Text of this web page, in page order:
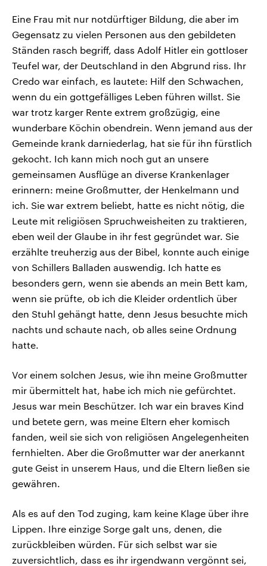
Eine Frau mit nur notdürftiger Bildung, die aber im
Gegensatz zu vielen Personen aus den gebildeten
Ständen rasch begriff, dass Adolf Hitler ein gottloser
Teufel war, der Deutschland in den Abgrund riss. Ihr
Credo war einfach, es lautete: Hilf den Schwachen,
wenn du ein gottgefälliges Leben führen willst. Sie
war trotz karger Rente extrem großzügig, eine
wunderbare Köchin obendrein. Wenn jemand aus der
Gemeinde krank darniederlag, hat sie für ihn fürstlich
gekocht. Ich kann mich noch gut an unsere
gemeinsamen Ausflüge an diverse Krankenlager
erinnern: meine Großmutter, der Henkelmann und
ich. Sie war extrem beliebt, hatte es nicht nötig, die
Leute mit religiösen Spruchweisheiten zu traktieren,
eben weil der Glaube in ihr fest gegründet war. Sie
erzählte treuherzig aus der Bibel, konnte auch einige
von Schillers Balladen auswendig. Ich hatte es
besonders gern, wenn sie abends an mein Bett kam,
wenn sie prüfte, ob ich die Kleider ordentlich über
den Stuhl gehängt hatte, denn Jesus besuchte mich
nachts und schaute nach, ob alles seine Ordnung
hatte.
Vor einem solchen Jesus, wie ihn meine Großmutter
mir übermittelt hat, habe ich mich nie gefürchtet.
Jesus war mein Beschützer. Ich war ein braves Kind
und betete gern, was meine Eltern eher komisch
fanden, weil sie sich von religiösen Angelegenheiten
fernhielten. Aber die Großmutter war der anerkannt
gute Geist in unserem Haus, und die Eltern ließen sie
gewähren.
Als es auf den Tod zuging, kam keine Klage über ihre
Lippen. Ihre einzige Sorge galt uns, denen, die
zurückbleiben würden. Für sich selbst war sie
zuversichtlich, dass es ihr irgendwann vergönnt sei,